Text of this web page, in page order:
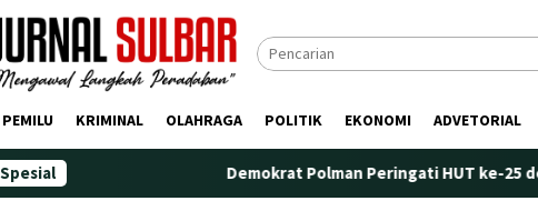
PEMILU KRIMINAL OLAHRAGA POLITIK EKONOMI ADVETORIAL
Demokrat Polman Peringati HUT ke-25 dengan Aksi